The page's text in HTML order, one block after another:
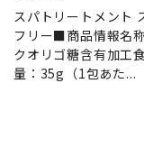
スパトリートメント
フリー■商品情報名
クオリゴ糖含有加工
量：35g（1包あた...